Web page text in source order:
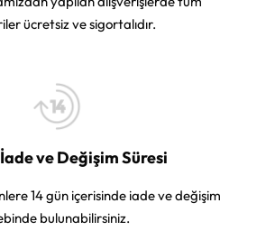
ücretsiz ve sigortalıdır.
ve Değişim Süresi
14 gün içerisinde iade ve değişim
bulunabilirsiniz.